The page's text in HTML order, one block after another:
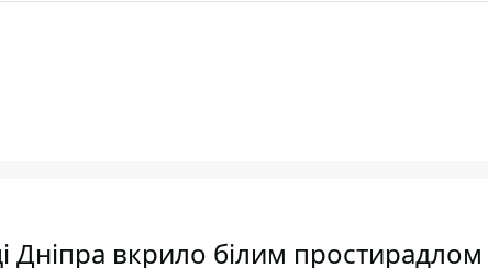
Дніпра вкрило білим простирадлом